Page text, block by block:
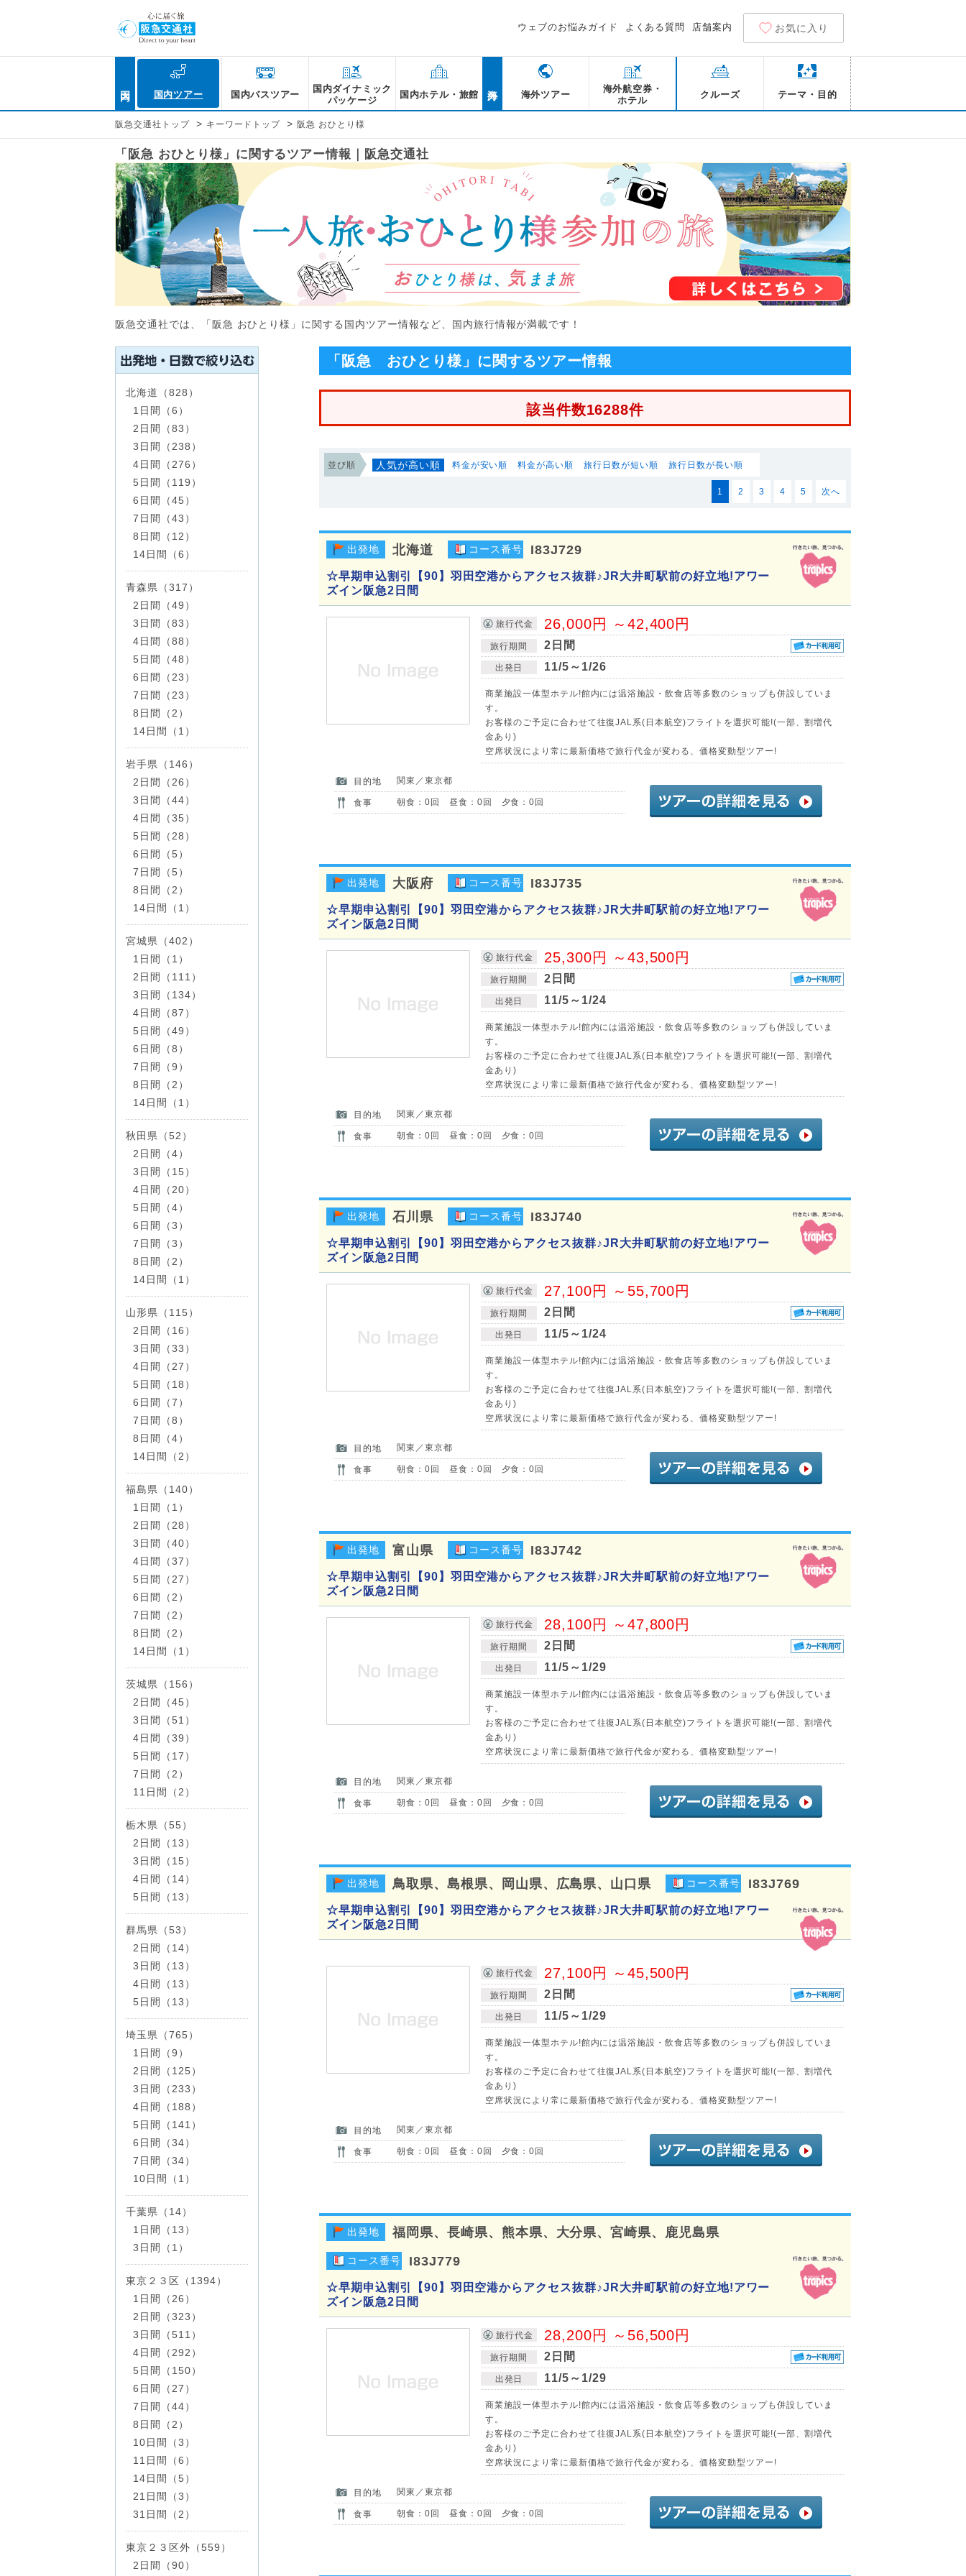
ウェブのお悩みガイド よくある質問 店舗案内 お気に入り
国内ツアー 国内バスツアー
国内ダイナミック
パッケージ
国内ホテル・旅館 海外ツアー
海外航空券・
ホテル
クルーズ テーマ・目的
阪急交通社トップ > キーワードトップ > 阪急 おひとり様
「阪急 おひとり様」に関するツアー情報｜阪急交通社
阪急交通社では、「阪急 おひとり様」に関する国内ツアー情報など、国内旅行情報が満載です！
「阪急 おひとり様」に関するツアー情報
該当件数16288件
並び順 人気が高い順 料金が安い順 料金が高い順 旅行日数が短い順 旅行日数が長い順
1 2 3 4 5 次へ
出発地 北海道 コース番号 I83J729
☆早期申込割引【90】羽田空港からアクセス抜群♪JR大井町駅前の好立地!アワー
ズイン阪急2日間
旅行代金 26,000円 ～42,400円
旅行期間 2日間
出発日 11/5～1/26
商業施設一体型ホテル!館内には温浴施設・飲食店等多数のショップも併設していま
す。
お客様のご予定に合わせて往復JAL系(日本航空)フライトを選択可能!(一部、割増代
金あり)
空席状況により常に最新価格で旅行代金が変わる、価格変動型ツアー!
目的地 関東／東京都
食事 朝食：0回 昼食：0回 夕食：0回
出発地 大阪府 コース番号 I83J735
☆早期申込割引【90】羽田空港からアクセス抜群♪JR大井町駅前の好立地!アワー
ズイン阪急2日間
旅行代金 25,300円 ～43,500円
旅行期間 2日間
出発日 11/5～1/24
商業施設一体型ホテル!館内には温浴施設・飲食店等多数のショップも併設していま
す。
お客様のご予定に合わせて往復JAL系(日本航空)フライトを選択可能!(一部、割増代
金あり)
空席状況により常に最新価格で旅行代金が変わる、価格変動型ツアー!
目的地 関東／東京都
食事 朝食：0回 昼食：0回 夕食：0回
出発地 石川県 コース番号 I83J740
☆早期申込割引【90】羽田空港からアクセス抜群♪JR大井町駅前の好立地!アワー
ズイン阪急2日間
旅行代金 27,100円 ～55,700円
旅行期間 2日間
出発日 11/5～1/24
商業施設一体型ホテル!館内には温浴施設・飲食店等多数のショップも併設していま
す。
お客様のご予定に合わせて往復JAL系(日本航空)フライトを選択可能!(一部、割増代
金あり)
空席状況により常に最新価格で旅行代金が変わる、価格変動型ツアー!
目的地 関東／東京都
食事 朝食：0回 昼食：0回 夕食：0回
出発地 富山県 コース番号 I83J742
☆早期申込割引【90】羽田空港からアクセス抜群♪JR大井町駅前の好立地!アワー
ズイン阪急2日間
旅行代金 28,100円 ～47,800円
旅行期間 2日間
出発日 11/5～1/29
商業施設一体型ホテル!館内には温浴施設・飲食店等多数のショップも併設していま
す。
お客様のご予定に合わせて往復JAL系(日本航空)フライトを選択可能!(一部、割増代
金あり)
空席状況により常に最新価格で旅行代金が変わる、価格変動型ツアー!
目的地 関東／東京都
食事 朝食：0回 昼食：0回 夕食：0回
出発地 鳥取県、島根県、岡山県、広島県、山口県 コース番号 I83J769
☆早期申込割引【90】羽田空港からアクセス抜群♪JR大井町駅前の好立地!アワー
ズイン阪急2日間
旅行代金 27,100円 ～45,500円
旅行期間 2日間
出発日 11/5～1/29
商業施設一体型ホテル!館内には温浴施設・飲食店等多数のショップも併設していま
す。
お客様のご予定に合わせて往復JAL系(日本航空)フライトを選択可能!(一部、割増代
金あり)
空席状況により常に最新価格で旅行代金が変わる、価格変動型ツアー!
目的地 関東／東京都
食事 朝食：0回 昼食：0回 夕食：0回
出発地 福岡県、長崎県、熊本県、大分県、宮崎県、鹿児島県
コース番号 I83J779
☆早期申込割引【90】羽田空港からアクセス抜群♪JR大井町駅前の好立地!アワー
ズイン阪急2日間
旅行代金 28,200円 ～56,500円
旅行期間 2日間
出発日 11/5～1/29
商業施設一体型ホテル!館内には温浴施設・飲食店等多数のショップも併設していま
す。
お客様のご予定に合わせて往復JAL系(日本航空)フライトを選択可能!(一部、割増代
金あり)
空席状況により常に最新価格で旅行代金が変わる、価格変動型ツアー!
目的地 関東／東京都
食事 朝食：0回 昼食：0回 夕食：0回
北海道（828）
1日間（6）
2日間（83）
3日間（238）
4日間（276）
5日間（119）
6日間（45）
7日間（43）
8日間（12）
14日間（6）
青森県（317）
2日間（49）
3日間（83）
4日間（88）
5日間（48）
6日間（23）
7日間（23）
8日間（2）
14日間（1）
岩手県（146）
2日間（26）
3日間（44）
4日間（35）
5日間（28）
6日間（5）
7日間（5）
8日間（2）
14日間（1）
宮城県（402）
1日間（1）
2日間（111）
3日間（134）
4日間（87）
5日間（49）
6日間（8）
7日間（9）
8日間（2）
14日間（1）
秋田県（52）
2日間（4）
3日間（15）
4日間（20）
5日間（4）
6日間（3）
7日間（3）
8日間（2）
14日間（1）
山形県（115）
2日間（16）
3日間（33）
4日間（27）
5日間（18）
6日間（7）
7日間（8）
8日間（4）
14日間（2）
福島県（140）
1日間（1）
2日間（28）
3日間（40）
4日間（37）
5日間（27）
6日間（2）
7日間（2）
8日間（2）
14日間（1）
茨城県（156）
2日間（45）
3日間（51）
4日間（39）
5日間（17）
7日間（2）
11日間（2）
栃木県（55）
2日間（13）
3日間（15）
4日間（14）
5日間（13）
群馬県（53）
2日間（14）
3日間（13）
4日間（13）
5日間（13）
埼玉県（765）
1日間（9）
2日間（125）
3日間（233）
4日間（188）
5日間（141）
6日間（34）
7日間（34）
10日間（1）
千葉県（14）
1日間（13）
3日間（1）
東京２３区（1394）
1日間（26）
2日間（323）
3日間（511）
4日間（292）
5日間（150）
6日間（27）
7日間（44）
8日間（2）
10日間（3）
11日間（6）
14日間（5）
21日間（3）
31日間（2）
東京２３区外（559）
2日間（90）